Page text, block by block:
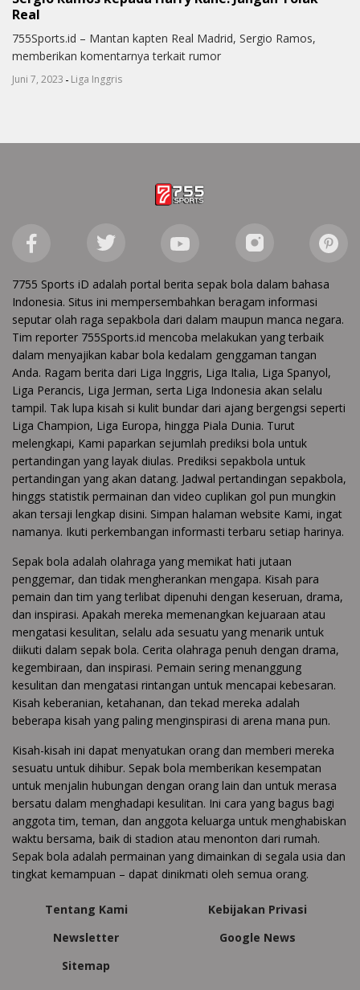
Real
755Sports.id – Mantan kapten Real Madrid, Sergio Ramos,
memberikan komentarnya terkait rumor
Juni 7, 2023 - Liga Inggris
7755 Sports iD adalah portal berita sepak bola dalam bahasa
Indonesia. Situs ini mempersembahkan beragam informasi
seputar olah raga sepakbola dari dalam maupun manca negara.
Tim reporter 755Sports.id mencoba melakukan yang terbaik
dalam menyajikan kabar bola kedalam genggaman tangan
Anda. Ragam berita dari Liga Inggris, Liga Italia, Liga Spanyol,
Liga Perancis, Liga Jerman, serta Liga Indonesia akan selalu
tampil. Tak lupa kisah si kulit bundar dari ajang bergengsi seperti
Liga Champion, Liga Europa, hingga Piala Dunia. Turut
melengkapi, Kami paparkan sejumlah prediksi bola untuk
pertandingan yang layak diulas. Prediksi sepakbola untuk
pertandingan yang akan datang. Jadwal pertandingan sepakbola,
hinggs statistik permainan dan video cuplikan gol pun mungkin
akan tersaji lengkap disini. Simpan halaman website Kami, ingat
namanya. Ikuti perkembangan informasti terbaru setiap harinya.
Sepak bola adalah olahraga yang memikat hati jutaan
penggemar, dan tidak mengherankan mengapa. Kisah para
pemain dan tim yang terlibat dipenuhi dengan keseruan, drama,
dan inspirasi. Apakah mereka memenangkan kejuaraan atau
mengatasi kesulitan, selalu ada sesuatu yang menarik untuk
diikuti dalam sepak bola. Cerita olahraga penuh dengan drama,
kegembiraan, dan inspirasi. Pemain sering menanggung
kesulitan dan mengatasi rintangan untuk mencapai kebesaran.
Kisah keberanian, ketahanan, dan tekad mereka adalah
beberapa kisah yang paling menginspirasi di arena mana pun.
Kisah-kisah ini dapat menyatukan orang dan memberi mereka
sesuatu untuk dihibur. Sepak bola memberikan kesempatan
untuk menjalin hubungan dengan orang lain dan untuk merasa
bersatu dalam menghadapi kesulitan. Ini cara yang bagus bagi
anggota tim, teman, dan anggota keluarga untuk menghabiskan
waktu bersama, baik di stadion atau menonton dari rumah.
Sepak bola adalah permainan yang dimainkan di segala usia dan
tingkat kemampuan – dapat dinikmati oleh semua orang.
Tentang Kami
Kebijakan Privasi
Newsletter
Google News
Sitemap